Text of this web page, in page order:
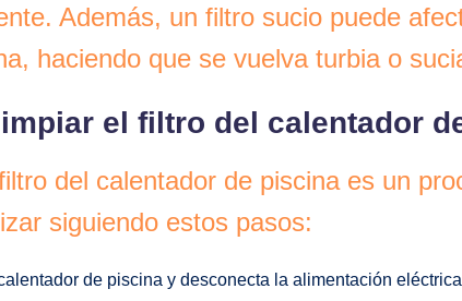
Además, un filtro sucio puede
haciendo que se vuelva turbia o
el filtro del calentador
del calentador de piscina es un
siguiendo estos pasos:
de piscina y desconecta la alimentación